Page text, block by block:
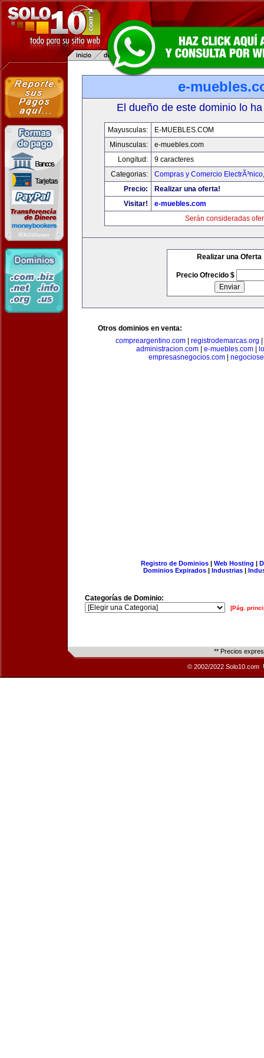
e-
El dueño de este dominio lo
Mayusculas:
E-MUEBLES.COM
Minusculas:
e-muebles.com
Longitud:
9 caracteres
Categorias:
Compras y Comercio ElectrÃ³nico
Precio:
Realizar una oferta!
Visitar!
e-muebles.com
Serán consideradas
Realizar una Oferta
Precio Ofrecido $
Otros dominios en venta:
compreargentino.com
registrodemarcas.org
administracion.com
e-muebles.com
empresasnegocios.com|
Registro de Dominios| Web Hosting |
Dominios Expirados | Industrias |
Categorías de Dominio:
[Pág.
** Precios
© 2002/2022 Solo10.com